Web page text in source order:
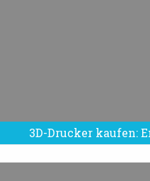
3D-Drucker kaufen: